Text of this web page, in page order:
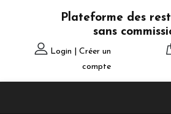
Plateforme des
sans
Login | Créer un
compte